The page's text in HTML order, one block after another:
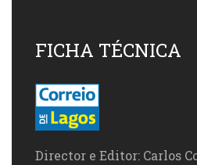
FICHA TÉCNICA
Director e Editor: Carlos